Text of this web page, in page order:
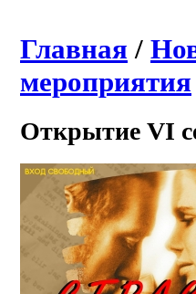
Главная /
мероприятия
Открытие VI